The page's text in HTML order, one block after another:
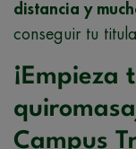
distancia y
conseguir tu
¡Empieza
Campus